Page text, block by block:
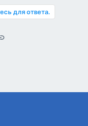
для ответа.
почта
Ссылка